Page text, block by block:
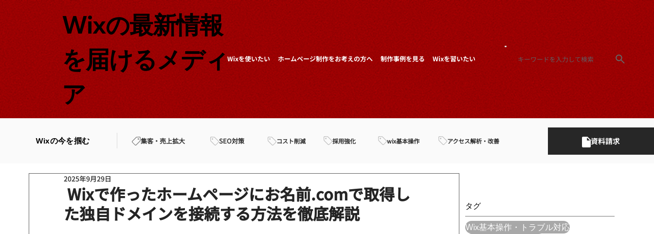
Wixの最新情報
を届けるメディ
ア
Wixを使いたい ホームページ制作をお考えの方へ 制作事例を見る Wixを習いたい
Wixの今を掴む 集客・売上拡大 SEO対策 コスト削減 採用強化 wix基本操作 アクセス解析・改善 資料請求
タグ
Wix基本操作・トラブル対応
Wixで作ったホームページにお名前.comで取得し
た独自ドメインを接続する方法を徹底解説
2025年9月29日